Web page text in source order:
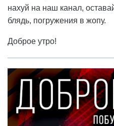
нахуй на наш канал,
блядь, погружения в жопу.
Доброе утро!